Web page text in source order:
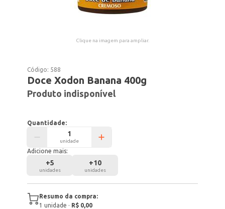
Clique na imagem para ampliar.
Código: 588
Doce Xodon Banana 400g
Produto indisponível
Quantidade:
unidade
Adicione mais:
+5
unidades
+10
unidades
Resumo da compra:
1 unidade · R$ 0,00